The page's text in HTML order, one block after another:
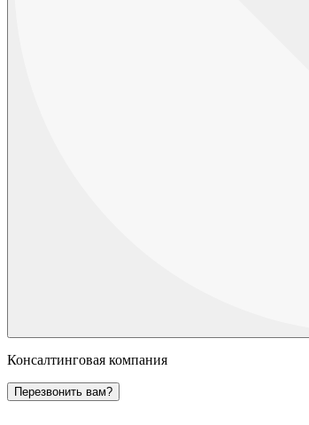
Консалтинговая компания
Перезвонить вам?